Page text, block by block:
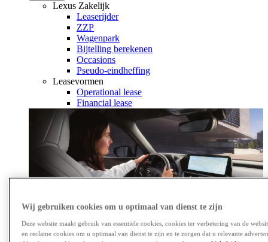
Lexus Zakelijk
Leaserijder
ZZP
Wagenpark
Bijtelling berekenen
Occasions
Pseudo-eindheffing
Leasevormen
Operational lease
Financial lease
Wij gebruiken cookies om u optimaal van dienst te zijn
Deze website maakt gebruik van essentiële cookies, cookies ter verbetering van de
en reclame cookies om u optimaal van dienst te zijn en te zorgen dat u relevante